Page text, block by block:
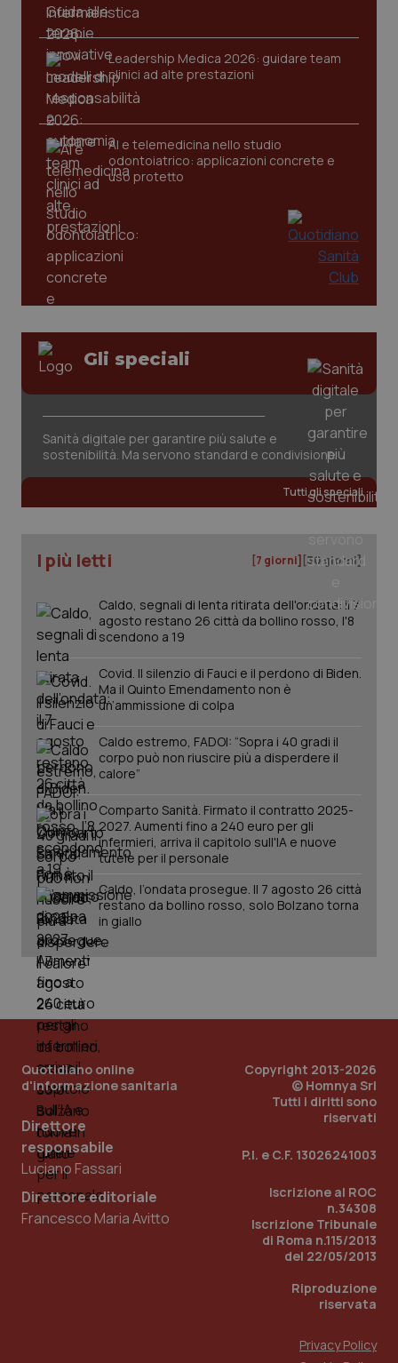
Leadership Medica 2026: guidare team
clinici ad alte prestazioni
AI e telemedicina nello studio
odontoiatrico: applicazioni concrete e
uso protetto
Gli speciali
Sanità digitale per garantire più salute e
sostenibilità. Ma servono standard e condivisione
Tutti gli speciali
I più letti [7 giorni] [30 giorni]
Caldo, segnali di lenta ritirata dell'ondata: il 7
agosto restano 26 città da bollino rosso, l'8
scendono a 19
Covid. Il silenzio di Fauci e il perdono di Biden.
Ma il Quinto Emendamento non è
un’ammissione di colpa
Caldo estremo, FADOI: “Sopra i 40 gradi il
corpo può non riuscire più a disperdere il
calore”
Comparto Sanità. Firmato il contratto 2025-
2027. Aumenti fino a 240 euro per gli
infermieri, arriva il capitolo sull'IA e nuove
tutele per il personale
Caldo, l’ondata prosegue. Il 7 agosto 26 città
restano da bollino rosso, solo Bolzano torna
in giallo
Quotidiano online
d'informazione sanitaria
Direttore
responsabile
Luciano Fassari
Direttore editoriale
Francesco Maria Avitto
Copyright 2013-2026
© Homnya Srl
Tutti i diritti sono
riservati
P.I. e C.F. 13026241003
Iscrizione al ROC
n.34308
Iscrizione Tribunale
di Roma n.115/2013
del 22/05/2013
Riproduzione
riservata
Privacy Policy
tracking-sites-ironfish-
tracking-sites-ironfish-
www.quotidianosanita.it
2
.quotidianosanita.it
PHPSESSID
PHP.net
www.quotidianosanita.it
_ga_KM60CM4NPH .quotidianosanita.it
1
Scadenza